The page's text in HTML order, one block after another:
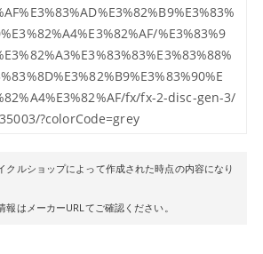
%E3%83%9
fx/fx-2-disc-gen-3/
?colorCode=grey
クルショップによって作成された時点の内容になり
はメーカーURLてご確認ください。